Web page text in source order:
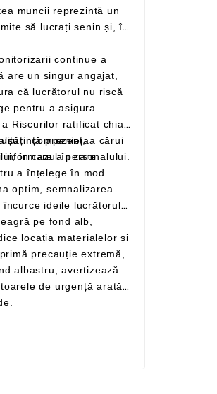
și să prezinte planuri de instruire și informare a personalului.